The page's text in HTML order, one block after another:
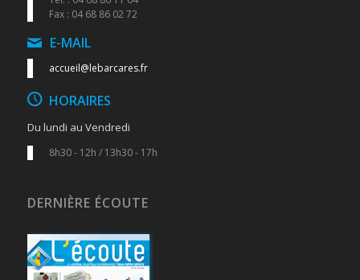
Fax : 04 68 86 02 72
E-MAIL
accueil@lebarcares.fr
HORAIRES
Du lundi au Vendredi
8h30 - 12h / 13h30 - 17h
DERNIÈRE ÉCOUTE